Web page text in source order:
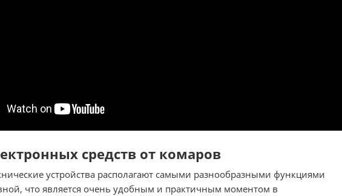
средств от комаров
устройства располагают самыми разнообразными функциями
что является очень удобным и практичным моментом в